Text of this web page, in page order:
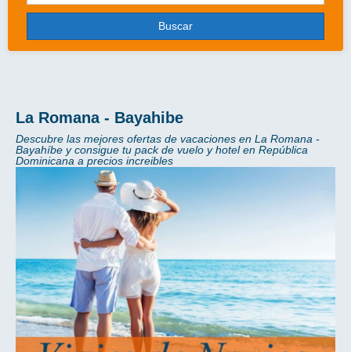
Grandes Viajes
Más..
Disney
Entradas/Ocio
Blog
Buscar
La Romana - Bayahibe
Descubre las mejores ofertas de vacaciones en La Romana -
Bayahíbe y consigue tu pack de vuelo y hotel en República
Dominicana a precios increibles